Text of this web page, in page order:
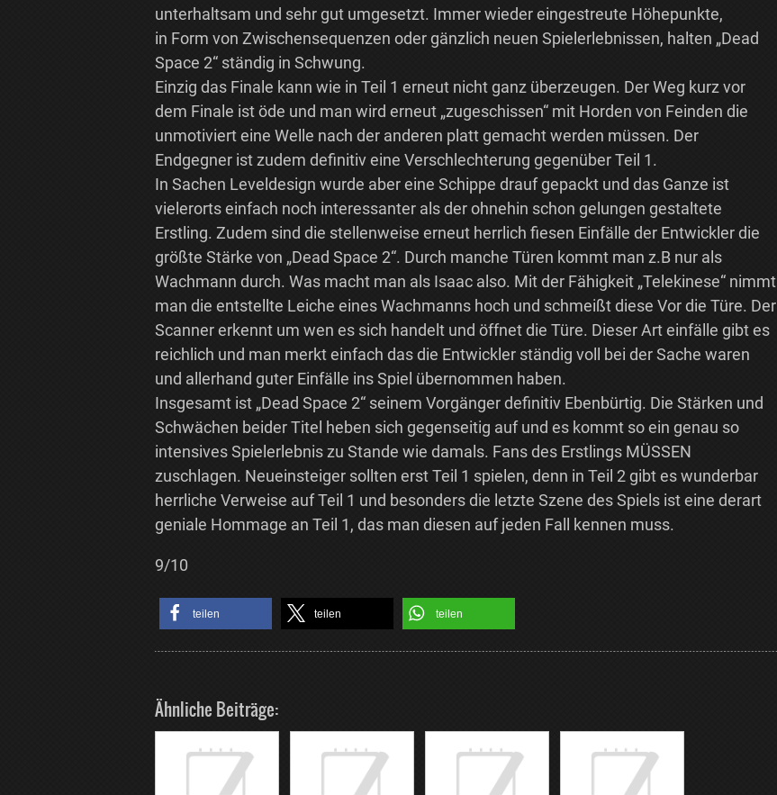
unterhaltsam und sehr gut umgesetzt. Immer wieder eingestreute Höhepunkte,
in Form von Zwischensequenzen oder gänzlich neuen Spielerlebnissen, halten „Dead
Space 2“ ständig in Schwung.
Einzig das Finale kann wie in Teil 1 erneut nicht ganz überzeugen. Der Weg kurz vor
dem Finale ist öde und man wird erneut „zugeschissen“ mit Horden von Feinden die
unmotiviert eine Welle nach der anderen platt gemacht werden müssen. Der
Endgegner ist zudem definitiv eine Verschlechterung gegenüber Teil 1.
In Sachen Leveldesign wurde aber eine Schippe drauf gepackt und das Ganze ist
vielerorts einfach noch interessanter als der ohnehin schon gelungen gestaltete
Erstling. Zudem sind die stellenweise erneut herrlich fiesen Einfälle der Entwickler die
größte Stärke von „Dead Space 2“. Durch manche Türen kommt man z.B nur als
Wachmann durch. Was macht man als Isaac also. Mit der Fähigkeit „Telekinese“ nimmt
man die entstellte Leiche eines Wachmanns hoch und schmeißt diese Vor die Türe. Der
Scanner erkennt um wen es sich handelt und öffnet die Türe. Dieser Art einfälle gibt es
reichlich und man merkt einfach das die Entwickler ständig voll bei der Sache waren
und allerhand guter Einfälle ins Spiel übernommen haben.
Insgesamt ist „Dead Space 2“ seinem Vorgänger definitiv Ebenbürtig. Die Stärken und
Schwächen beider Titel heben sich gegenseitig auf und es kommt so ein genau so
intensives Spielerlebnis zu Stande wie damals. Fans des Erstlings MÜSSEN
zuschlagen. Neueinsteiger sollten erst Teil 1 spielen, denn in Teil 2 gibt es wunderbar
herrliche Verweise auf Teil 1 und besonders die letzte Szene des Spiels ist eine derart
geniale Hommage an Teil 1, das man diesen auf jeden Fall kennen muss.
9/10
teilen teilen teilen
Ähnliche Beiträge: